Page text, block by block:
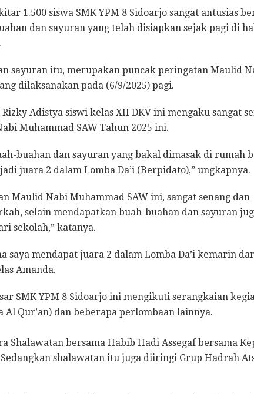
1.500 siswa SMK YPM 8 Sidoarjo sangat antusias
dan sayuran yang telah disiapkan sejak pagi di
sayuran itu, merupakan puncak peringatan Maulid
dilaksanakan pada (6/9/2025) pagi.
Adistya siswi kelas XII DKV ini mengaku sangat
Muhammad SAW Tahun 2025 ini.
buahan dan sayuran yang bakal dimasak di rumah
juara 2 dalam Lomba Da’i (Berpidato),” ungkapnya.
Maulid Nabi Muhammad SAW ini, sangat senang dan
selain mendapatkan buah-buahan dan sayuran
sekolah,” katanya.
saya mendapat juara 2 dalam Lomba Da’i kemarin
Amanda.
SMK YPM 8 Sidoarjo ini mengikuti serangkaian
Al Qur’an) dan beberapa perlombaan lainnya.
Shalawatan bersama Habib Hadi Assegaf bersama
Sedangkan shalawatan itu juga diiringi Grup Hadrah